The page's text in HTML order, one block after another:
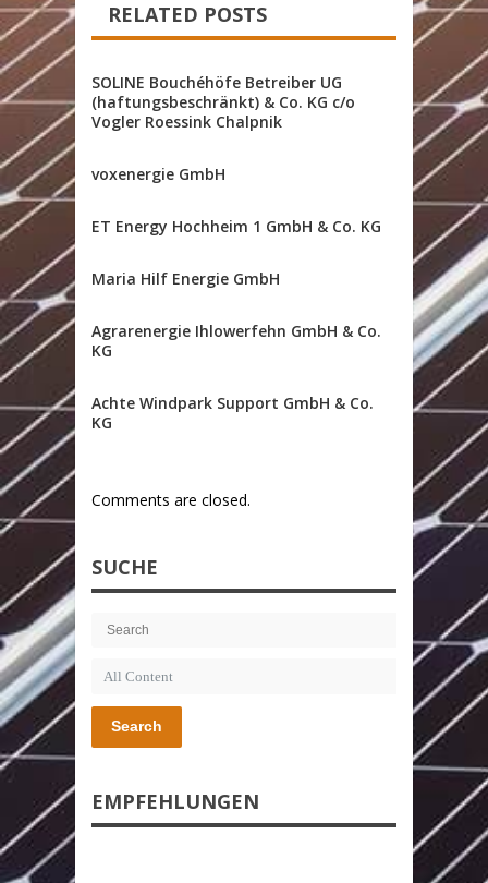
RELATED POSTS
SOLINE Bouchéhöfe Betreiber UG
(haftungsbeschränkt) & Co. KG c/o
Vogler Roessink Chalpnik
voxenergie GmbH
ET Energy Hochheim 1 GmbH & Co. KG
Maria Hilf Energie GmbH
Agrarenergie Ihlowerfehn GmbH & Co.
KG
Achte Windpark Support GmbH & Co.
KG
Comments are closed.
SUCHE
Search
EMPFEHLUNGEN